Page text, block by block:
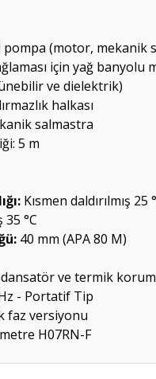
(motor, mekanik
için yağ banyolu
ve dielektrik)
halkası
salmastra
5 m
Kısmen daldırılmış 25
35 °C
40 mm (APA 80 M)
ve termik
- Portatif Tip
faz versiyonu
H07RN-F